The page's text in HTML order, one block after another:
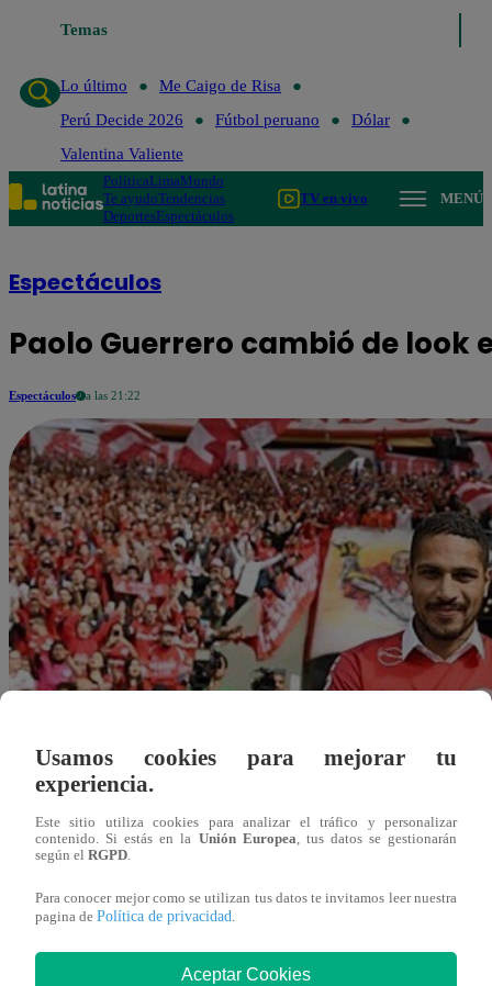
Temas
Lo último
Me Caigo de Risa
Perú Decide 2026
Fútbol peruano
Dólar
Valentina Valiente
PolíticaLimaMundo
Te ayudoTendencias
DeportesEspectáculos
TV en vivo MENÚ
Espectáculos
Paolo Guerrero cambió de look
Espectáculos a las 21:22
07 de abril 2020
Usamos cookies para mejorar tu
experiencia.
Este sitio utiliza cookies para analizar el tráfico y personalizar
contenido. Si estás en la Unión Europea, tus datos se gestionarán
según el RGPD.
Para conocer mejor como se utilizan tus datos te invitamos leer nuestra
pagina de Política de privacidad.
Aceptar Cookies